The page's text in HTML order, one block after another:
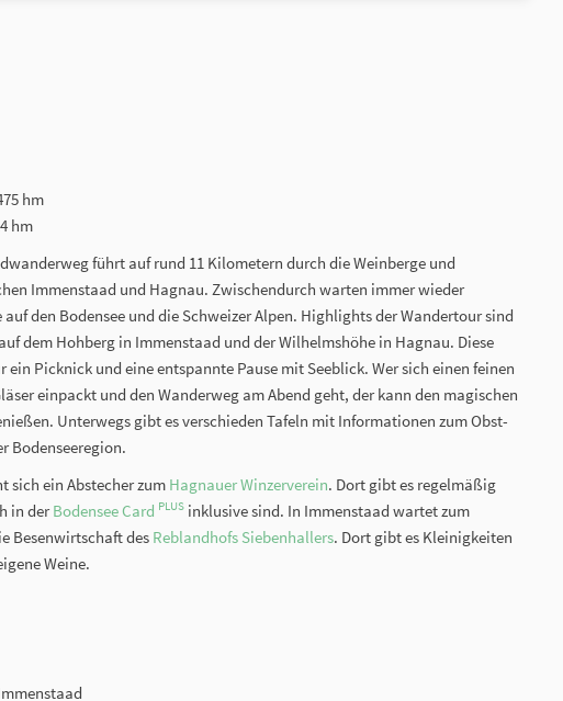
hm
hm
führt auf rund 11 Kilometern durch die Weinberge und
Immenstaad und Hagnau. Zwischendurch warten immer wieder
den Bodensee und die Schweizer Alpen. Highlights der Wandertour sind
dem Hohberg in Immenstaad und der Wilhelmshöhe in Hagnau. Diese
ein Picknick und eine entspannte Pause mit Seeblick. Wer sich einen feinen
einpackt und den Wanderweg am Abend geht, der kann den magischen
Unterwegs gibt es verschieden Tafeln mit Informationen zum Obst-
Bodenseeregion.
sich ein Abstecher zum Hagnauer Winzerverein. Dort gibt es regelmäßig
in derBodensee Card PLUS inklusive sind. In Immenstaad wartet zum
Besenwirtschaft des Reblandhofs Siebenhallers. Dort gibt es Kleinigkeiten
Weine.